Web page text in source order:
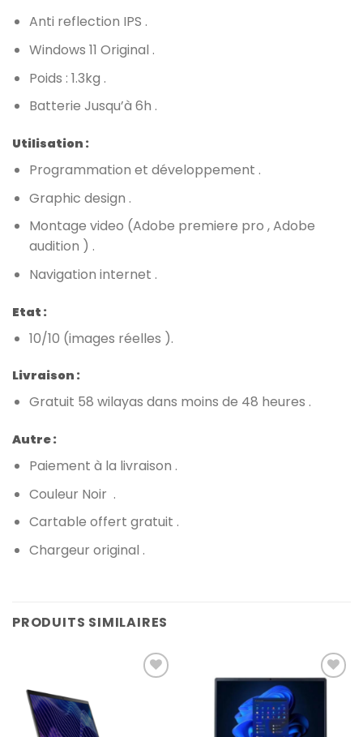
Anti reflection IPS .
Windows 11 Original .
Poids : 1.3kg .
Batterie Jusqu’à 6h .
Utilisation :
Programmation et développement .
Graphic design .
Montage video (Adobe premiere pro , Adobe
audition ) .
Navigation internet .
Etat :
10/10 (images réelles ).
Livraison :
Gratuit 58 wilayas dans moins de 48 heures .
Autre :
Paiement à la livraison .
Couleur Noir .
Cartable offert gratuit .
Chargeur original .
PRODUITS SIMILAIRES
wishlist